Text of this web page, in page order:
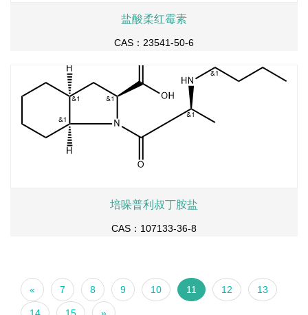
盐酸柔红霉素
CAS：23541-50-6
培哚普利叔丁胺盐
CAS：107133-36-8
« 7 8 9 10 11 12 13